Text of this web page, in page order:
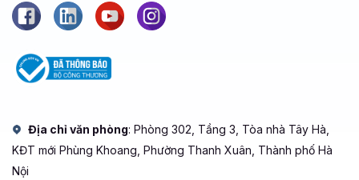
Địa chỉ văn phòng: Phòng 302, Tầng 3, Tòa nhà Tây Hà,
KĐT mới Phùng Khoang, Phường Thanh Xuân, Thành phố Hà
Nội